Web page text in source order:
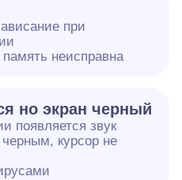
при
неисправна
но экран черный
появляется звук
черным, курсор не